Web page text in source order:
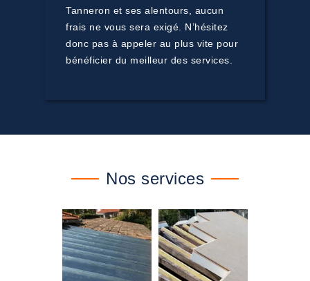
Tanneron et ses alentours, aucun
frais ne vous sera exigé. N’hésitez
donc pas à appeler au plus vite pour
bénéficier du meilleur des services.
Nos services